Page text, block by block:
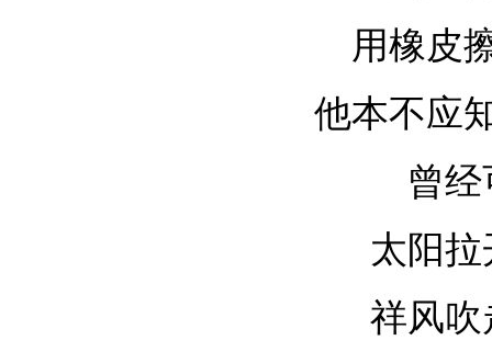
用橡皮
他本不应
曾
太阳
祥风吹